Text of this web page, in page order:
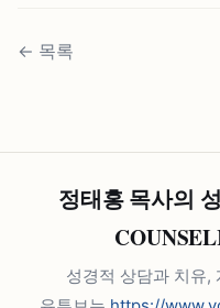
← 목록
정태홍 목사의
성경적 상담과 치유,